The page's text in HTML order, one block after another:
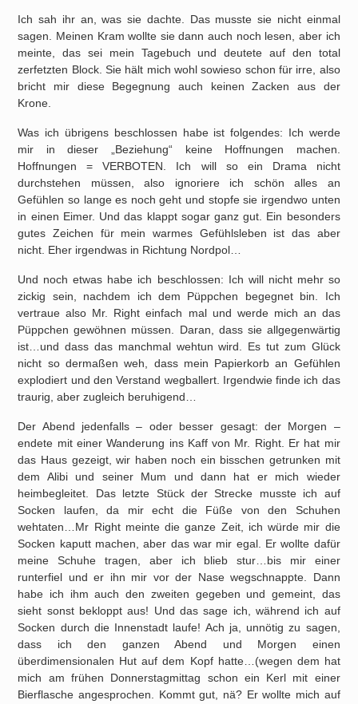
Ich sah ihr an, was sie dachte. Das musste sie nicht einmal
sagen. Meinen Kram wollte sie dann auch noch lesen, aber ich
meinte, das sei mein Tagebuch und deutete auf den total
zerfetzten Block. Sie hält mich wohl sowieso schon für irre, also
bricht mir diese Begegnung auch keinen Zacken aus der
Krone.
Was ich übrigens beschlossen habe ist folgendes: Ich werde
mir in dieser „Beziehung“ keine Hoffnungen machen.
Hoffnungen = VERBOTEN. Ich will so ein Drama nicht
durchstehen müssen, also ignoriere ich schön alles an
Gefühlen so lange es noch geht und stopfe sie irgendwo unten
in einen Eimer. Und das klappt sogar ganz gut. Ein besonders
gutes Zeichen für mein warmes Gefühlsleben ist das aber
nicht. Eher irgendwas in Richtung Nordpol…
Und noch etwas habe ich beschlossen: Ich will nicht mehr so
zickig sein, nachdem ich dem Püppchen begegnet bin. Ich
vertraue also Mr. Right einfach mal und werde mich an das
Püppchen gewöhnen müssen. Daran, dass sie allgegenwärtig
ist…und dass das manchmal wehtun wird. Es tut zum Glück
nicht so dermaßen weh, dass mein Papierkorb an Gefühlen
explodiert und den Verstand wegballert. Irgendwie finde ich das
traurig, aber zugleich beruhigend…
Der Abend jedenfalls – oder besser gesagt: der Morgen –
endete mit einer Wanderung ins Kaff von Mr. Right. Er hat mir
das Haus gezeigt, wir haben noch ein bisschen getrunken mit
dem Alibi und seiner Mum und dann hat er mich wieder
heimbegleitet. Das letzte Stück der Strecke musste ich auf
Socken laufen, da mir echt die Füße von den Schuhen
wehtaten…Mr Right meinte die ganze Zeit, ich würde mir die
Socken kaputt machen, aber das war mir egal. Er wollte dafür
meine Schuhe tragen, aber ich blieb stur…bis mir einer
runterfiel und er ihn mir vor der Nase wegschnappte. Dann
habe ich ihm auch den zweiten gegeben und gemeint, das
sieht sonst bekloppt aus! Und das sage ich, während ich auf
Socken durch die Innenstadt laufe! Ach ja, unnötig zu sagen,
dass ich den ganzen Abend und Morgen einen
überdimensionalen Hut auf dem Kopf hatte…(wegen dem hat
mich am frühen Donnerstagmittag schon ein Kerl mit einer
Bierflasche angesprochen. Kommt gut, nä? Er wollte mich auf